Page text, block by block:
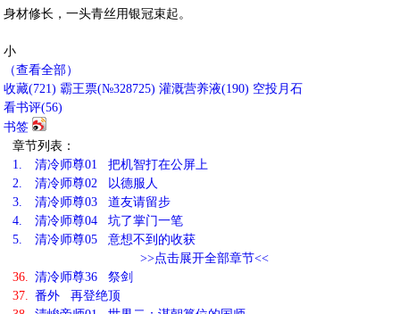
身材修长，一头青丝用银冠束起。
小
（查看全部）
收藏(721) 霸王票(№328725) 灌溉营养液(190) 空投月石
看书评(56)
书签
章节列表：
1.
清冷师尊01 把机智打在公屏上
2.
清冷师尊02 以德服人
3.
清冷师尊03 道友请留步
4.
清冷师尊04 坑了掌门一笔
5.
清冷师尊05 意想不到的收获
>>点击展开全部章节<<
36. 清冷师尊36 祭剑
37. 番外 再登绝顶